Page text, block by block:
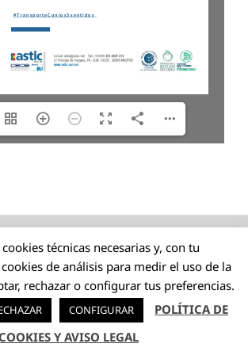
técnicas necesarias y, con tu
de análisis para medir el uso de la
rechazar o configurar tus preferencias.
CONFIGURAR
POLÍTICA DE
Y AVISO LEGAL